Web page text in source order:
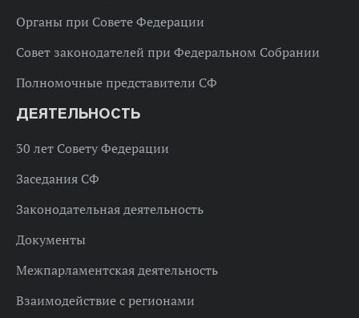
Органы при Совете Федерации
Совет законодателей при Федеральном Собрании
Полномочные представители СФ
ДЕЯТЕЛЬНОСТЬ
30 лет Совету Федерации
Заседания СФ
Законодательная деятельность
Документы
Межпарламентская деятельность
Взаимодействие с регионами